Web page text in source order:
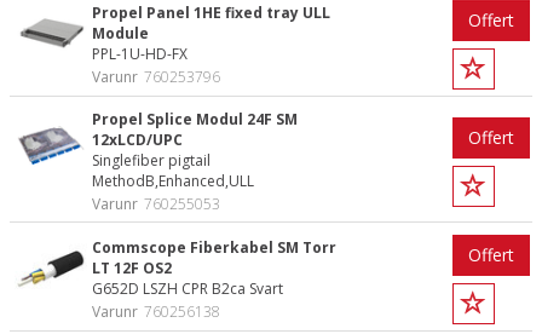
Propel Panel 1HE fixed tray ULL
Module
PPL-1U-HD-FX
Varunr 760253796
Offert
Propel Splice Modul 24F SM
12xLCD/UPC
Singlefiber pigtail
MethodB,Enhanced,ULL
Varunr 760255053
Offert
Commscope Fiberkabel SM Torr
LT 12F OS2
G652D LSZH CPR B2ca Svart
Varunr 760256138
Offert